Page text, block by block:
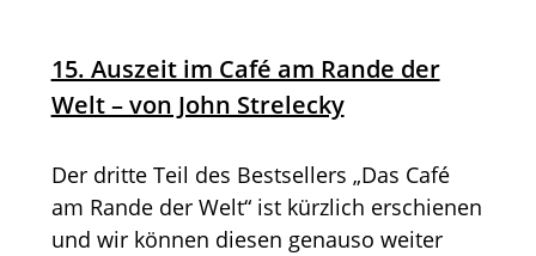
15. Auszeit im Café am Rande der
Welt – von John Strelecky
Der dritte Teil des Bestsellers „Das Café
am Rande der Welt“ ist kürzlich erschienen
und wir können diesen genauso weiter